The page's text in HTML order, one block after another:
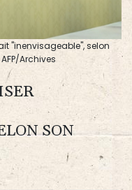
"inenvisageable", selon
Archives
SON